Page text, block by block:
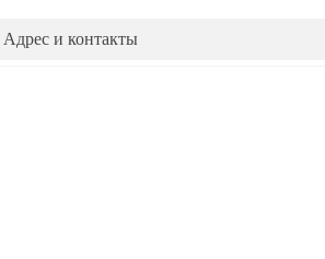
Адрес и контакты